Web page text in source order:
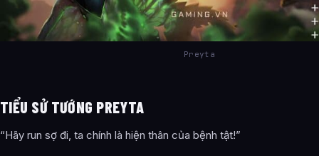
Preyta
TIỂU SỬ TƯỚNG PREYTA
“Hãy run sợ đi, ta chính là hiện thân của bệnh tật!”